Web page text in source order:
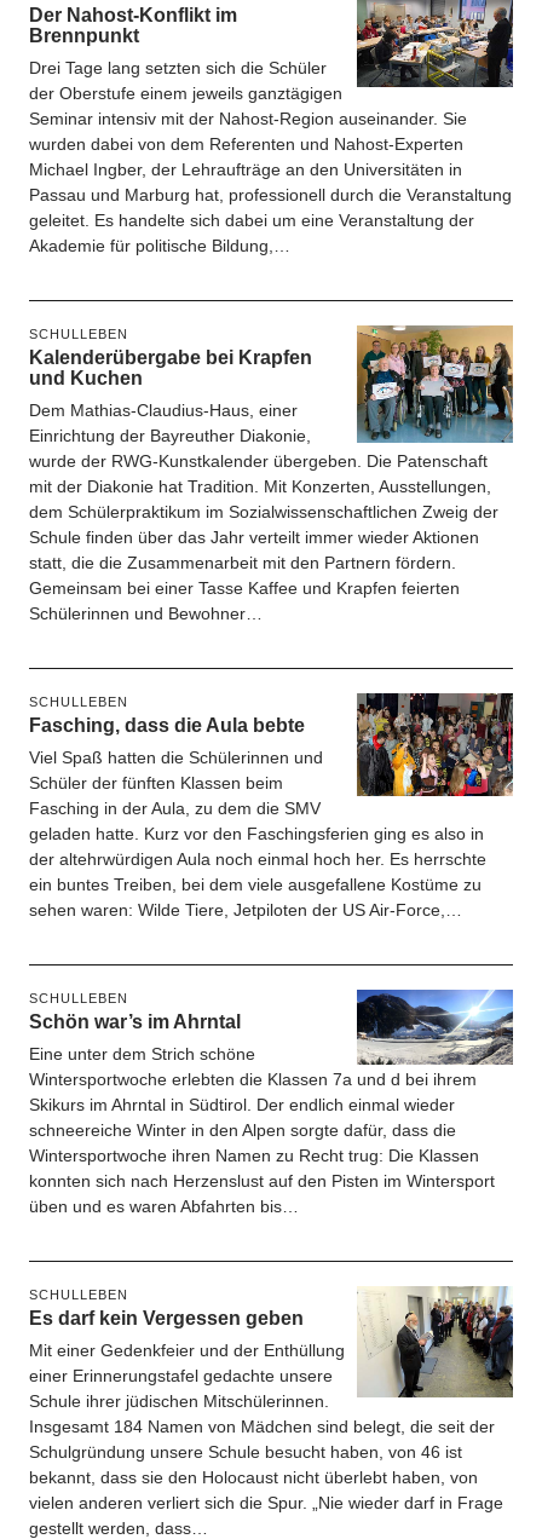
Der Nahost-Konflikt im
Brennpunkt
Drei Tage lang setzten sich die Schüler
der Oberstufe einem jeweils ganztägigen
Seminar intensiv mit der Nahost-Region auseinander. Sie
wurden dabei von dem Referenten und Nahost-Experten
Michael Ingber, der Lehraufträge an den Universitäten in
Passau und Marburg hat, professionell durch die Veranstaltung
geleitet. Es handelte sich dabei um eine Veranstaltung der
Akademie für politische Bildung,…
SCHULLEBEN
Kalenderübergabe bei Krapfen
und Kuchen
Dem Mathias-Claudius-Haus, einer
Einrichtung der Bayreuther Diakonie,
wurde der RWG-Kunstkalender übergeben. Die Patenschaft
mit der Diakonie hat Tradition. Mit Konzerten, Ausstellungen,
dem Schülerpraktikum im Sozialwissenschaftlichen Zweig der
Schule finden über das Jahr verteilt immer wieder Aktionen
statt, die die Zusammenarbeit mit den Partnern fördern.
Gemeinsam bei einer Tasse Kaffee und Krapfen feierten
Schülerinnen und Bewohner…
SCHULLEBEN
Fasching, dass die Aula bebte
Viel Spaß hatten die Schülerinnen und
Schüler der fünften Klassen beim
Fasching in der Aula, zu dem die SMV
geladen hatte. Kurz vor den Faschingsferien ging es also in
der altehrwürdigen Aula noch einmal hoch her. Es herrschte
ein buntes Treiben, bei dem viele ausgefallene Kostüme zu
sehen waren: Wilde Tiere, Jetpiloten der US Air-Force,…
SCHULLEBEN
Schön war’s im Ahrntal
Eine unter dem Strich schöne
Wintersportwoche erlebten die Klassen 7a und d bei ihrem
Skikurs im Ahrntal in Südtirol. Der endlich einmal wieder
schneereiche Winter in den Alpen sorgte dafür, dass die
Wintersportwoche ihren Namen zu Recht trug: Die Klassen
konnten sich nach Herzenslust auf den Pisten im Wintersport
üben und es waren Abfahrten bis…
SCHULLEBEN
Es darf kein Vergessen geben
Mit einer Gedenkfeier und der Enthüllung
einer Erinnerungstafel gedachte unsere
Schule ihrer jüdischen Mitschülerinnen.
Insgesamt 184 Namen von Mädchen sind belegt, die seit der
Schulgründung unsere Schule besucht haben, von 46 ist
bekannt, dass sie den Holocaust nicht überlebt haben, von
vielen anderen verliert sich die Spur. „Nie wieder darf in Frage
gestellt werden, dass…